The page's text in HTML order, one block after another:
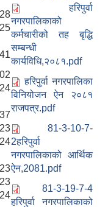
हरिपुर्वा
नगरपालिकाको
कर्मचारीको तह बृद्धि
सम्बन्धी
कार्यविधि,२०८१.pdf
हरिपुर्वा नगरपालिका
विनियोजन ऐन २०८१
राजपत्र.pdf
81-3-10-7-
2हरिपुर्वा
नगरपालिकाको आर्थिक
ऐन,2081.pdf
81-3-19-7-4
हरिपुर्वा नगरपालिकाको